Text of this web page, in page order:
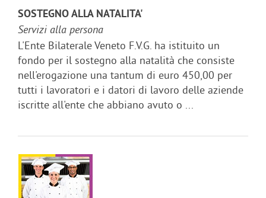
SOSTEGNO ALLA NATALITA'
Servizi alla persona
L'Ente Bilaterale Veneto F.V.G. ha istituito un
fondo per il sostegno alla natalità che consiste
nell'erogazione una tantum di euro 450,00 per
tutti i lavoratori e i datori di lavoro delle aziende
iscritte all'ente che abbiano avuto o ...